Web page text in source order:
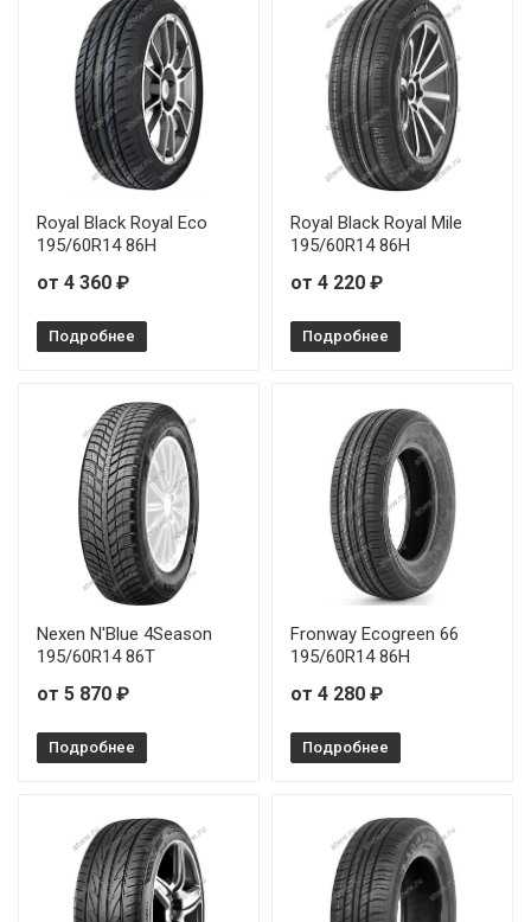
Mirage MR-166 155/70R12 73T
Royal Black Royal Eco
195/60R14 86H
от 4 360 ₽
Подробнее
Royal Black Royal Mile
195/60R14 86H
от 4 220 ₽
Подробнее
Nexen N'Blue 4Season
195/60R14 86T
от 5 870 ₽
Подробнее
Fronway Ecogreen 66
195/60R14 86H
от 4 280 ₽
Подробнее